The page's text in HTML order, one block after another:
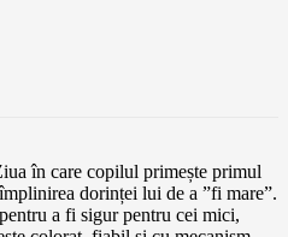
în care copilul primește primul
dorinței lui de a ”fi mare”.
a fi sigur pentru cei mici,